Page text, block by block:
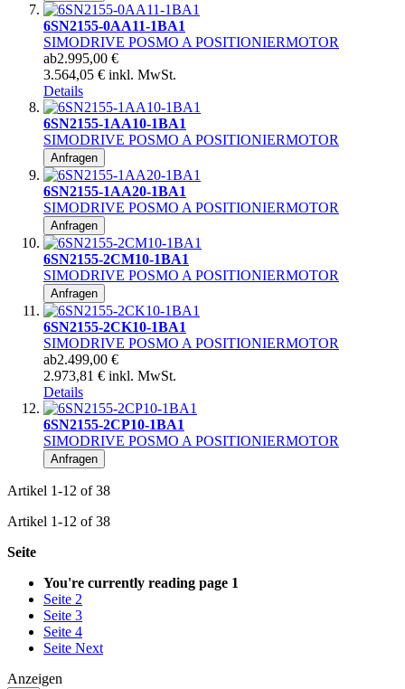
6SN2155-0AA11-1BA1
SIMODRIVE POSMO A POSITIONIERMOTOR
ab2.995,00 €
3.564,05 € inkl. MwSt.
Details
6SN2155-1AA10-1BA1
SIMODRIVE POSMO A POSITIONIERMOTOR
Anfragen
6SN2155-1AA20-1BA1
SIMODRIVE POSMO A POSITIONIERMOTOR
Anfragen
6SN2155-2CM10-1BA1
SIMODRIVE POSMO A POSITIONIERMOTOR
Anfragen
6SN2155-2CK10-1BA1
SIMODRIVE POSMO A POSITIONIERMOTOR
ab2.499,00 €
2.973,81 € inkl. MwSt.
Details
6SN2155-2CP10-1BA1
SIMODRIVE POSMO A POSITIONIERMOTOR
Anfragen
Artikel 1-12 of38
Artikel 1-12 of38
Seite
You're currently reading page 1
Seite 2
Seite 3
Seite 4
Seite Next
Anzeigen